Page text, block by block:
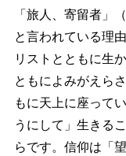
「旅人、寄留者」
と言われている理
リストとともに生
ともによみがえら
もに天上に座って
うにして」生きる
らです。信仰は「